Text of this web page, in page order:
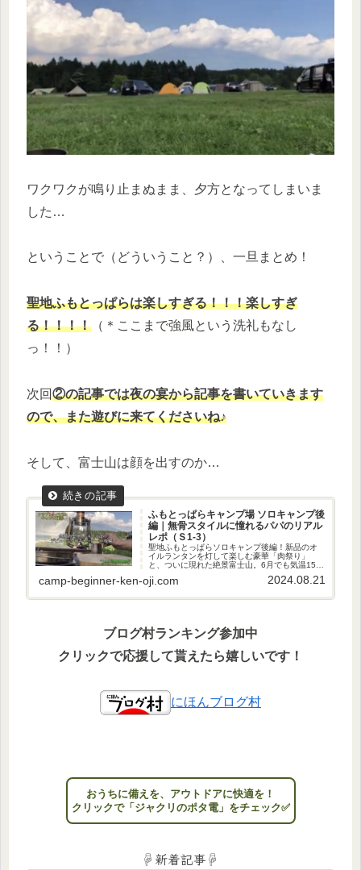
ワクワクが鳴り止まぬまま、夕方となってしまいま
した…
ということで（どういうこと？）、一旦まとめ！
聖地ふもとっぱらは楽しすぎる！！！楽しすぎ
る！！！！ （＊ここまで強風という洗礼もなし
っ！！）
次回②の記事では夜の宴から記事を書いていきます
ので、また遊びに来てくださいね♪
そして、富士山は顔を出すのか…
ふもとっぱらキャンプ場 ソロキャンプ後
編｜無骨スタイルに憧れるパパのリアル
レポ（Ｓ1-3）
聖地ふもとっぱらソロキャンプ後編！新品のオ
イルランタンを灯して楽しむ豪華「肉祭り」
と、ついに現れた絶景富士山。6月でも気温15度
の「迷子事件」も！？初心者が知っておきたい
camp-beginner-ken-oji.com 2024.08.21
ブログ村ランキング参加中
クリックで応援して貰えたら嬉しいです！
にほんブログ村
おうちに備えを、アウトドアに快適を！
クリックで「ジャクリのポタ電」をチェック✅
☟新着記事☟